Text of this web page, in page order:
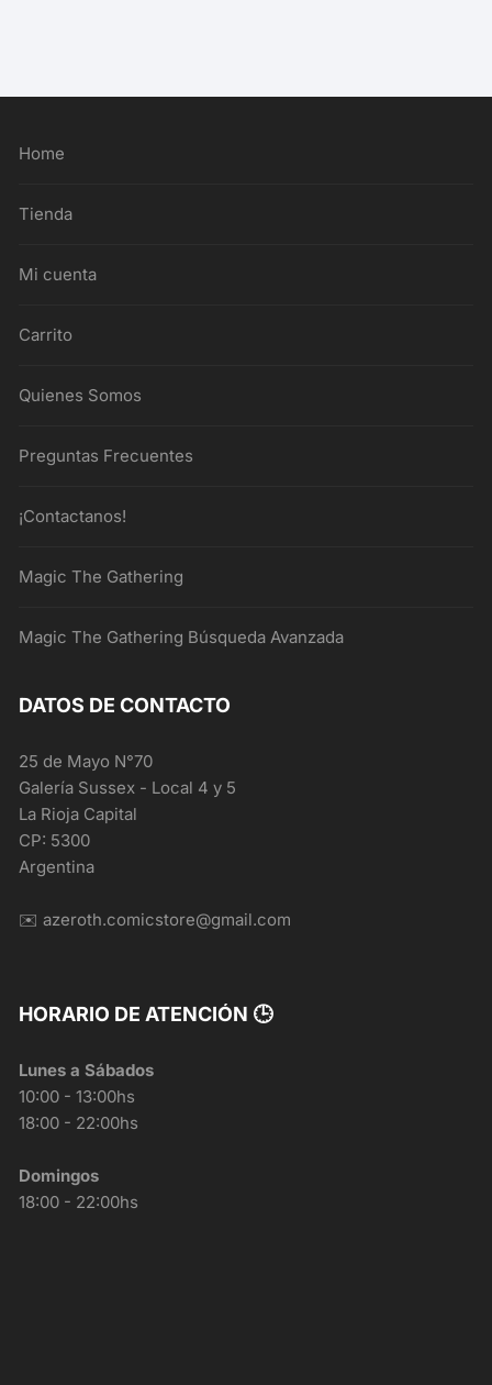
Home
Tienda
Mi cuenta
Carrito
Quienes Somos
Preguntas Frecuentes
¡Contactanos!
Magic The Gathering
Magic The Gathering Búsqueda Avanzada
DATOS DE CONTACTO
25 de Mayo N°70
Galería Sussex - Local 4 y 5
La Rioja Capital
CP: 5300
Argentina
✉️ azeroth.comicstore@gmail.com
HORARIO DE ATENCIÓN 🕒
Lunes a Sábados
10:00 - 13:00hs
18:00 - 22:00hs
Domingos
18:00 - 22:00hs